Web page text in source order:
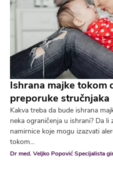
Ishrana majke tokom
preporuke stručnjaka
Kakva treba da bude ishrana
neka ograničenja u ishrani? Da
namirnice koje mogu izazvati
tokom...
Dr med. Veljko Popović Specijalista